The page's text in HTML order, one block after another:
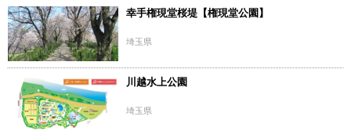
幸手権現堂桜堤【権現堂公園】
埼玉県
川越水上公園
埼玉県